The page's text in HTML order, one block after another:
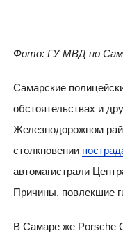
Фото: ГУ МВД по
Самарские
обстоятельствах и
Железнодорожном
столкновении
автомагистрали
Причины, повлекшие
В Самаре же Porsche